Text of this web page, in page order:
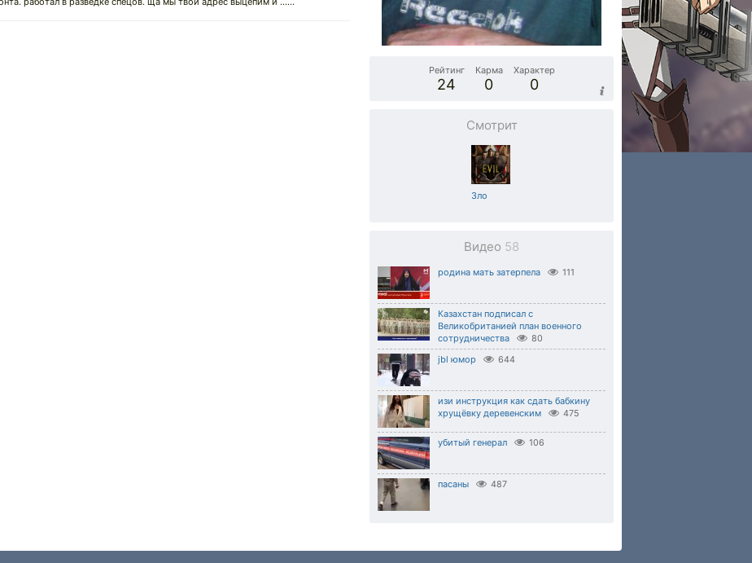
Рейтинг
24
Карма
0
Характер
0
Смотрит
Зло
Видео 58
родина мать затерпела 111
Казахстан подписал с
Великобританией план военного
сотрудничества
80
jbl юмор 644
изи инструкция как сдать бабкину
хрущёвку деревенским
475
убитый генерал 106
пасаны 487